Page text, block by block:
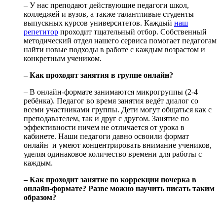
– У нас преподают действующие педагоги школ,
колледжей и вузов, а также талантливые студенты
выпускных курсов университетов. Каждый наш
репетитор проходит тщательный отбор. Собственный
методический отдел нашего сервиса помогает педагогам
найти новые подходы в работе с каждым возрастом и
конкретным учеником.
– Как проходят занятия в группе онлайн?
– В онлайн-формате занимаются микрогруппы (2-4
ребёнка). Педагог во время занятия ведёт диалог со
всеми участниками группы. Дети могут общаться как с
преподавателем, так и друг с другом. Занятие по
эффективности ничем не отличается от урока в
кабинете. Наши педагоги давно освоили формат
онлайн и умеют концентрировать внимание учеников,
уделяя одинаковое количество времени для работы с
каждым.
– Как проходит занятие по коррекции почерка в
онлайн-формате? Разве можно научить писать таким
образом?